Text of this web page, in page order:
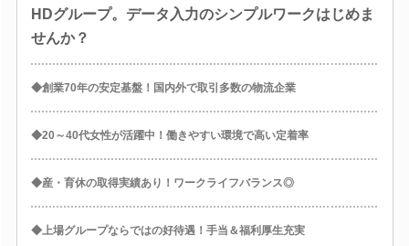
HDグループ。データ入力のシンプルワークはじめま
せんか？
◆創業70年の安定基盤！国内外で取引多数の物流企業
◆20～40代女性が活躍中！働きやすい環境で高い定着率
◆産・育休の取得実績あり！ワークライフバランス◎
◆上場グループならではの好待遇！手当＆福利厚生充実